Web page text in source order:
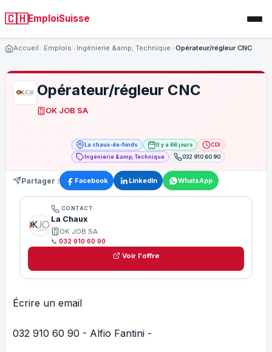
🇨🇭EmploiSuisse
Accueil Emplois Ingénierie &amp; Technique Opérateur/régleur CNC
Opérateur/régleur CNC
OK JOB SA
La chaux-de-fonds Il y a 66 jours
CDI
Ingénierie &amp; Technique
032 910 60 90
Partager : Facebook LinkedIn WhatsApp
CONTACT
La Chaux
OK JOB SA
📞 032 910 60 90
Voir l'offre
Écrire un email
032 910 60 90 - Alfio Fantini -